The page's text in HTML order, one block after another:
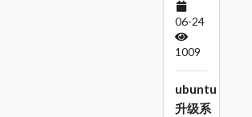
06-24
1009
ubuntu
升级系